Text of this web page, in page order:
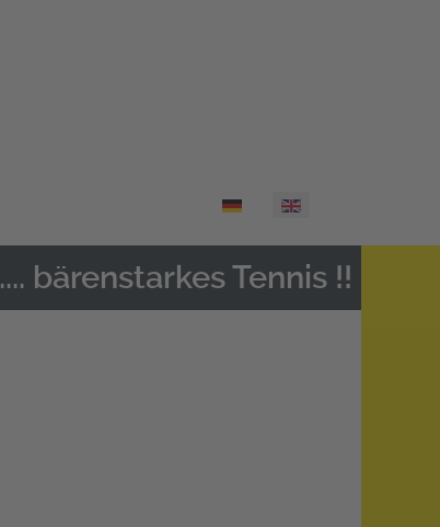
Select your language
.... bärenstarkes Tennis !!